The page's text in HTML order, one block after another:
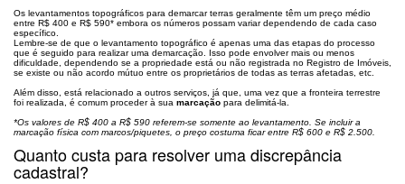
Os levantamentos topográficos para demarcar terras geralmente têm um preço médio
entre R$ 400 e R$ 590* embora os números possam variar dependendo de cada caso
específico.
Lembre-se de que o levantamento topográfico é apenas uma das etapas do processo
que é seguido para realizar uma demarcação. Isso pode envolver mais ou menos
dificuldade, dependendo se a propriedade está ou não registrada no Registro de Imóveis,
se existe ou não acordo mútuo entre os proprietários de todas as terras afetadas, etc.
Além disso, está relacionado a outros serviços, já que, uma vez que a fronteira terrestre
foi realizada, é comum proceder à sua marcação para delimitá-la.
*Os valores de R$ 400 a R$ 590 referem-se somente ao levantamento. Se incluir a
marcação física com marcos/piquetes, o preço costuma ficar entre R$ 600 e R$ 2.500.
Quanto custa para resolver uma discrepância
cadastral?